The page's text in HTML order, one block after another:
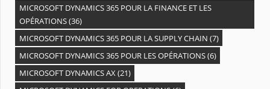
MICROSOFT DYNAMICS 365 POUR LA FINANCE ET LES
OPÉRATIONS(36)
MICROSOFT DYNAMICS 365 POUR LA SUPPLY CHAIN (7)
MICROSOFT DYNAMICS 365 POUR LES OPÉRATIONS(6)
MICROSOFT DYNAMICS AX(21)